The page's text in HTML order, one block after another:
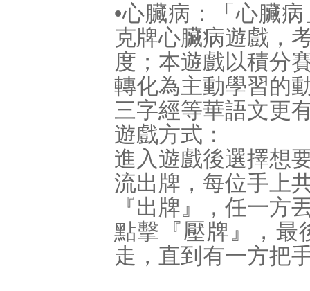
•心臟病：「心臟
克牌心臟病遊戲，
度；本遊戲以積分
轉化為主動學習的
三字經等華語文更
遊戲方式：
進入遊戲後選擇想
流出牌，每位手上
『出牌』，任一方
點擊『壓牌』，最
走，直到有一方把